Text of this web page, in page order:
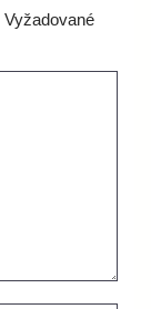
Vyžadované